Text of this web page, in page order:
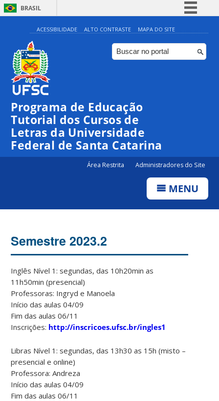
BRASIL
Simplifique!
Comunica BR
Participe
ACESSIBILIDADE ALTO CONTRASTE MAPA DO SITE
Programa de Educação
Tutorial dos Cursos de
Letras da Universidade
Federal de Santa Catarina
Área Restrita Administradores do Site
MENU
Semestre 2023.2
Inglês Nível 1: segundas, das 10h20min as
11h50min (presencial)
Professoras: Ingryd e Manoela
Início das aulas 04/09
Fim das aulas 06/11
Inscrições: http://inscricoes.ufsc.br/ingles1
Libras Nível 1: segundas, das 13h30 as 15h (misto –
presencial e online)
Professora: Andreza
Início das aulas 04/09
Fim das aulas 06/11